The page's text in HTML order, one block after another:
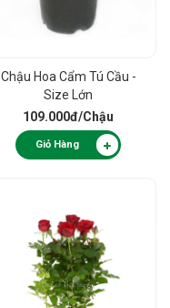
Chậu Hoa Cẩm Tú Cầu -
Size Lớn
109.000đ/Chậu
Giỏ Hàng